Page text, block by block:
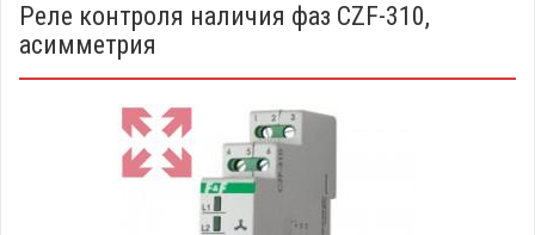
Реле контроля наличия фаз CZF-310,
асимметрия